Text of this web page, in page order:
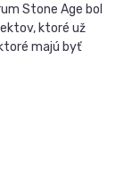
Stone Age bol
ktoré už
majú byť